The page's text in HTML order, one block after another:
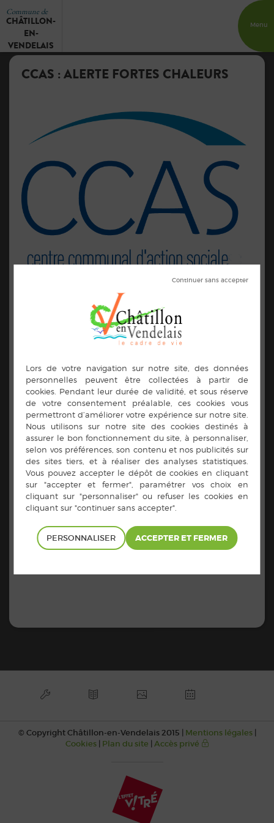
Commune de
CHÂTILLON-
EN-
VENDELAIS
Menu
CCAS : ALERTE FORTES CHALEURS
protéger vos proches, le Centre communal d’action
sociale de Châtillon‑en‑Vendelais vous rappelle les
gestes essentiels :
– Buvez régulièrement de l’eau, même sans soif.
– Restez autant que possible à l’ombre ou dans des
– Évitez les efforts physiques entre 11 h et 17 h.
– Maintenez votre logement au frais : fermez volets et
rideaux le jour, aérez la nuit.
– Portez des vêtements légers, amples et de couleur
claire.
– Donnez régulièrement de vos nouvelles à vos proches,
en particulier aux personnes âgées, isolées ou
vulnérables.
– Signalez à la mairie (02 99 76 06 22 aux heures
d’ouverture ou au 06 76 17 66 34) toute personne en
difficulté.
La résidence autonomie Le Plessis Inoguen dispose
d’une salle climatisée où vous pourrez venir vous
rafraîchir (Ce lieu de fraîcheur sera accessible tout l’été).
directrice, au 02 99 76 15 50.
© Copyright Châtillon-en-Vendelais 2015 | Mentions légales|
Cookies| Plan du site | Accès privé
PERSONNALISER